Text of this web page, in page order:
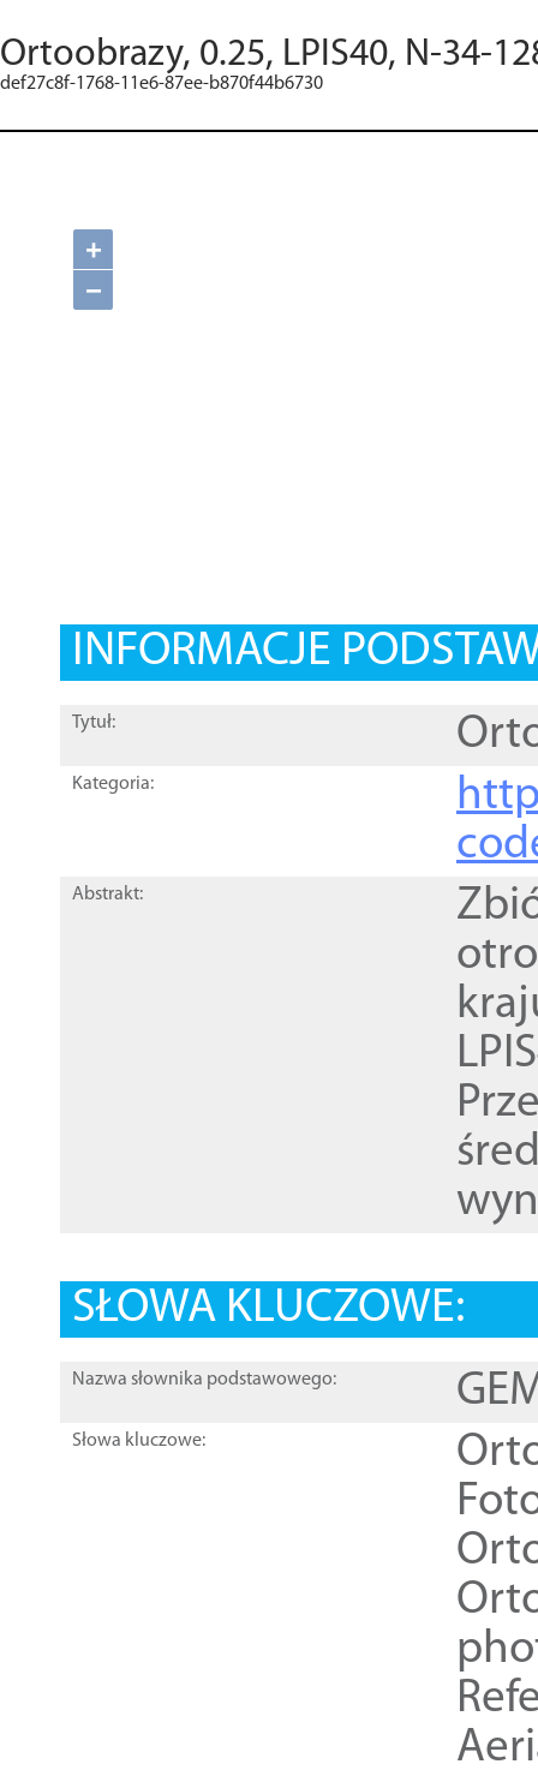
Ortoobrazy, 0.25, LPIS40, N-34-
def27c8f-1768-11e6-87ee-b870f44b6730
+
−
INFORMACJE
Tytuł:
Kategoria:
Abstrakt:
SŁOWA KLUCZOWE:
Nazwa słownika podstawowego:
Słowa kluczowe: